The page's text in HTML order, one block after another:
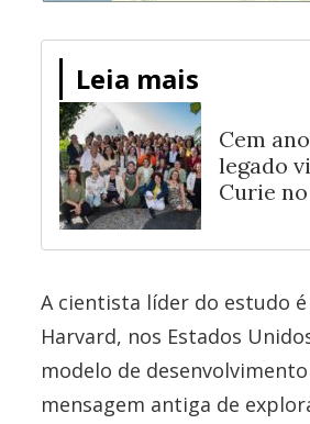
Leia mais
Cem
legado
Curie
A cientista líder do estudo
Harvard, nos Estados
modelo de
mensagem antiga de